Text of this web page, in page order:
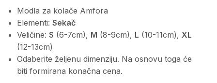
Modla za kolače Amfora
Elementi: Sekač
Veličine: S (6-7cm), M (8-9cm), L (10-11cm), XL
(12-13cm)
Odaberite željenu dimenziju. Na osnovu toga će
biti formirana konačna cena.